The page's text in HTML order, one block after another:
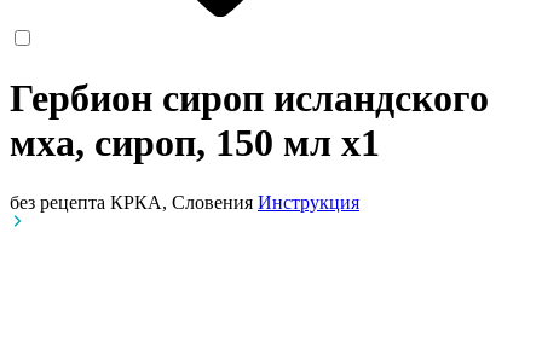
Гербион сироп исландского
мха, сироп, 150 мл x1
без рецепта КРКА, Словения Инструкция